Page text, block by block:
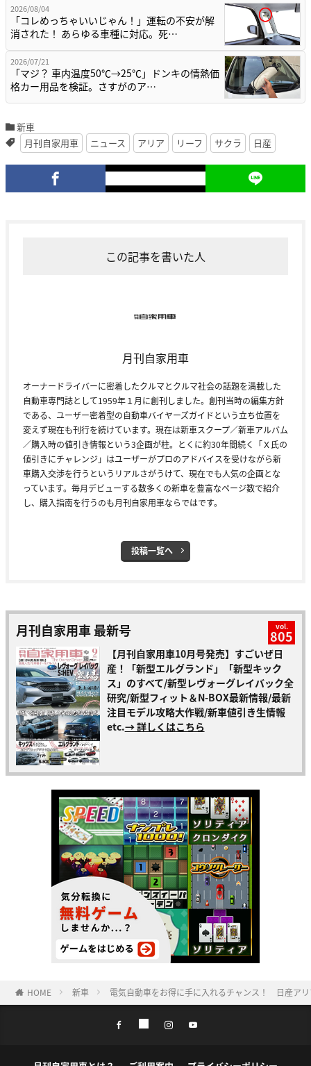
2026/08/04
「コレめっちゃいいじゃん！」運転の不安が解
消された！ あらゆる車種に対応。死…
2026/07/21
「マジ？ 車内温度50℃→25℃」ドンキの情熱価
格カー用品を検証。さすがのア…
新車
月刊自家用車
ニュース アリア リーフ サクラ 日産
この記事を書いた人
月刊自家用車
オーナードライバーに密着したクルマとクルマ社会の話題を満載した
自動車専門誌として1959年１月に創刊しました。創刊当時の編集方針
である、ユーザー密着型の自動車バイヤーズガイドという立ち位置を
変えず現在も刊行を続けています。現在は新車スクープ／新車アルバム
／購入時の値引き情報という3企画が柱。とくに約30年間続く「Ｘ氏の
値引きにチャレンジ」はユーザーがプロのアドバイスを受けながら新
車購入交渉を行うというリアルさがうけて、現在でも人気の企画とな
っています。毎月デビューする数多くの新車を豊富なページ数で紹介
し、購入指南を行うのも月刊自家用車ならではです。
投稿一覧へ
月刊自家用車 最新号 vol.
805
【月刊自家用車10月号発売】すごいぜ日
産！「新型エルグランド」「新型キック
ス」のすべて/新型レヴォーグレイバック全
研究/新型フィット＆N-BOX最新情報/最新
注目モデル攻略大作戦/新車値引き生情報
etc.→ 詳しくはこちら
HOME 新車 電気自動車をお得に手に入れるチャンス！ 日産ア